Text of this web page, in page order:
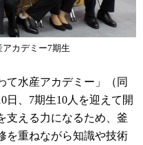
アカデミー7期生
水産アカデミー」（同
日、7期生10人を迎えて開
支える力になるため、釜
を重ねながら知識や技術